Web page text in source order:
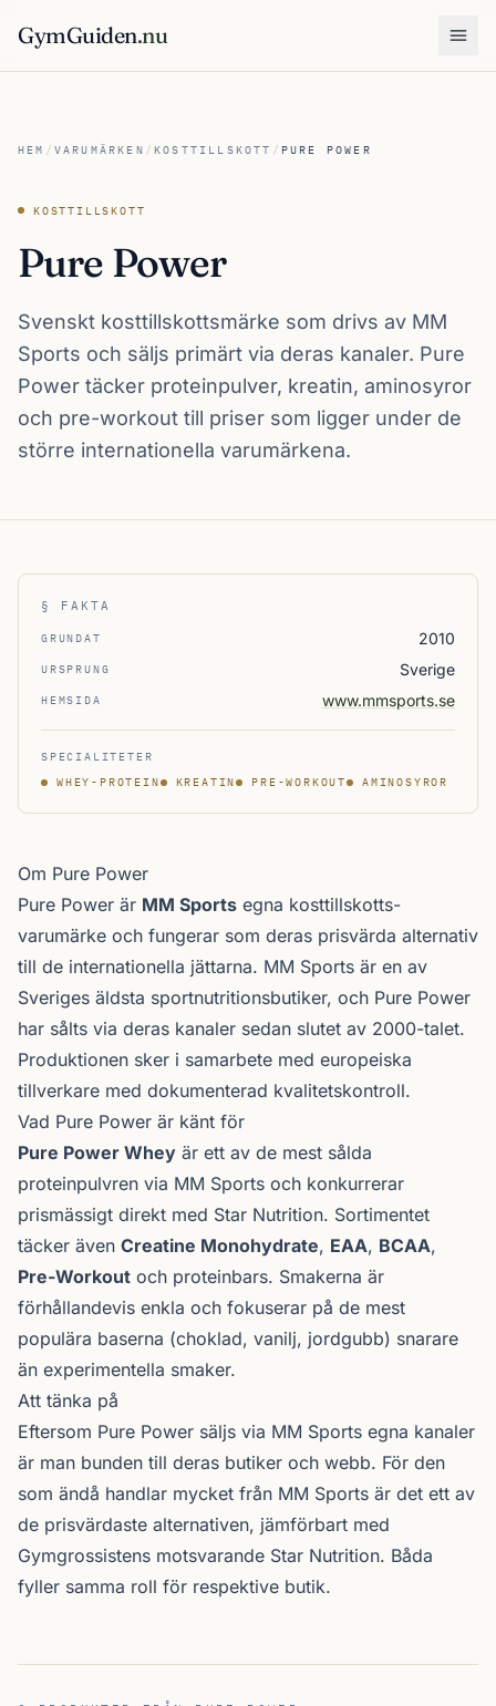
GymGuiden.nu
HEM / VARUMÄRKEN /KOSTTILLSKOTT / PURE POWER
KOSTTILLSKOTT
Pure Power
Svenskt kosttillskottsmärke som drivs av MM
Sports och säljs primärt via deras kanaler. Pure
Power täcker proteinpulver, kreatin, aminosyror
och pre-workout till priser som ligger under de
större internationella varumärkena.
§ FAKTA
GRUNDAT 2010
URSPRUNG Sverige
HEMSIDA www.mmsports.se
SPECIALITETER
WHEY-PROTEIN
KREATIN PRE-WORKOUT AMINOSYROR
Om Pure Power
Pure Power är MM Sports egna kosttillskotts­
varumärke och fungerar som deras prisvärda alternativ
till de internationella jättarna. MM Sports är en av
Sveriges äldsta sportnutritions­butiker, och Pure Power
har sålts via deras kanaler sedan slutet av 2000-talet.
Produktionen sker i samarbete med europeiska
tillverkare med dokumenterad kvalitetskontroll.
Vad Pure Power är känt för
Pure Power Whey är ett av de mest sålda
proteinpulvren via MM Sports och konkurrerar
prismässigt direkt med Star Nutrition. Sortimentet
täcker även Creatine Monohydrate, EAA, BCAA,
Pre-Workout och proteinbars. Smakerna är
förhållandevis enkla och fokuserar på de mest
populära baserna (choklad, vanilj, jordgubb) snarare
än experimentella smaker.
Att tänka på
Eftersom Pure Power säljs via MM Sports egna kanaler
är man bunden till deras butiker och webb. För den
som ändå handlar mycket från MM Sports är det ett av
de prisvärdaste alternativen, jämförbart med
Gymgrossistens motsvarande Star Nutrition. Båda
fyller samma roll för respektive butik.